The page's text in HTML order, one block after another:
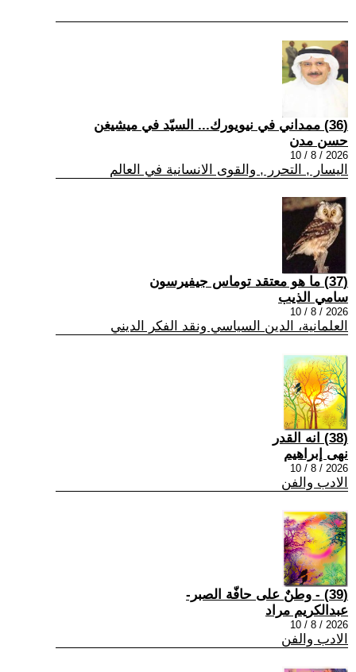
(36) ممداني في نيويورك... السيّد في ميشيغن
حسن مدن
2026 / 8 / 10
اليسار , التحرر , والقوى الانسانية في العالم
(37) ما هو معتقد توماس جيفيرسون
سامي الذيب
2026 / 8 / 10
العلمانية، الدين السياسي ونقد الفكر الديني
(38) انه القدر
نهى إبراهيم
2026 / 8 / 10
الادب والفن
(39) - وطنٌ على حافّة الصبر-
عبدالكريم مراد
2026 / 8 / 10
الادب والفن